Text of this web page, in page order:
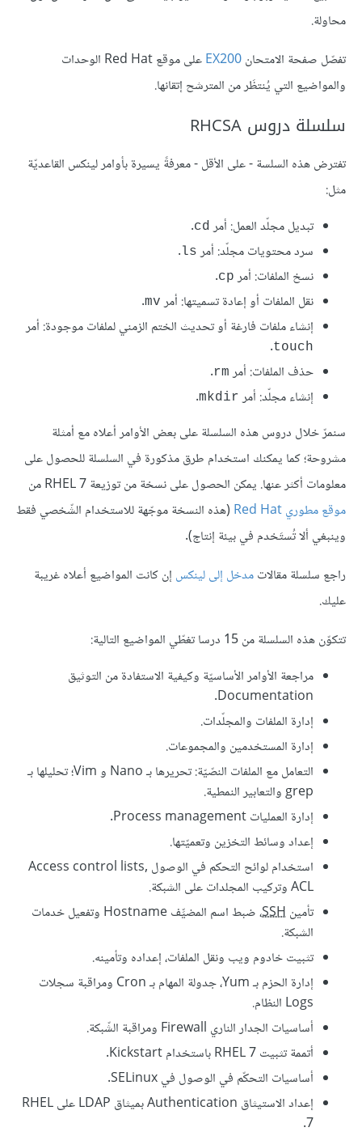
محاولة.
تفصّل صفحة الامتحانEX200
على موقع Red Hat الوحدات
والمواضيع التي يُنتظَر من المترشح إتقانها.
سلسلة دروس RHCSA
تفترض هذه السلسة - على الأقل - معرفةً يسيرة بأوامر لينكس القاعديّة
مثل:
تبديل مجلّد العمل: أمر cd
.
سرد محتويات مجلّد: أمر ls
.
نسخ الملفات: أمر cp
.
نقل الملفات أو إعادة تسميتها: أمر mv
.
إنشاء ملفات فارغة أو تحديث الختم الزمني لملفات موجودة: أمر
touch
.
حذف الملفات: أمر rm
.
إنشاء مجلّد: أمر mkdir
.
سنمرّ خلال دروس هذه السلسلة على بعض الأوامر أعلاه مع أمثلة
مشروحة؛ كما يمكنك استخدام طرق مذكورة في السلسلة للحصول على
معلومات أكثر عنها. يمكن الحصول على نسخة من توزيعة RHEL 7 من
موقع مطوري Red Hat
(هذه النسخة موجّهة للاستخدام الشّخصي فقط
وينبغي ألا تُستَخدم في بيئة إنتاج).
راجع سلسلة مقالاتمدخل إلى لينكس إن كانت المواضيع أعلاه غريبة
عليك.
تتكوّن هذه السلسلة من 15 درسا تغطّي المواضيع التالية:
مراجعة الأوامر الأساسيّة وكيفية الاستفادة من التوثيق
Documentation.
إدارة الملفات والمجلّدات.
إدارة المستخدمين والمجموعات.
التعامل مع الملفات النصّيّة: تحريرها بـ Nano و Vim؛ تحليلها بـ
grep والتعابير النمطية.
إدارة العمليات Process management.
إعداد وسائط التخزين وتعميّتها.
استخدام لوائح التحكم في الوصول Access control lists,
ACL وتركيب المجلدات على الشبكة.
تأمين SSH
، ضبط اسم المضيِّف Hostname وتفعيل خدمات
الشبكة.
تثبيت خادوم ويب ونقل الملفات، إعداده وتأمينه.
إدارة الحزم بـ Yum، جدولة المهام بـ Cron ومراقبة سجلات
Logs النظام.
أساسيات الجدار الناري Firewall ومراقبة الشّبكة.
أتممة تثبيت RHEL 7 باستخدام Kickstart.
أساسيات التحكّم في الوصول في SELinux.
إعداد الاستيثاق Authentication بميثاق LDAP على RHEL
7.